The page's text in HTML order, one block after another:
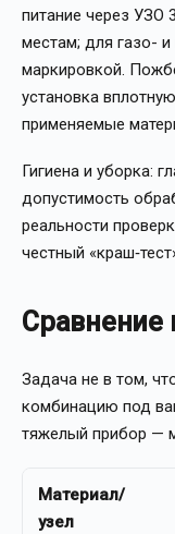
питание через УЗО
местам; для газо-
маркировкой.
установка
применяемые
Гигиена и уборка:
допустимость
реальности
честный
Сравнение
Задача не в том,
комбинацию под
тяжелый прибор —
Материал/
узел